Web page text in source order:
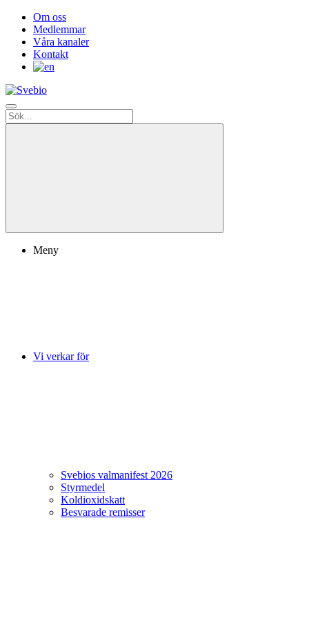
Om oss
Medlemmar
Våra kanaler
Kontakt
Meny
Vi verkar för
Svebios valmanifest 2026
Styrmedel
Koldioxidskatt
Besvarade remisser